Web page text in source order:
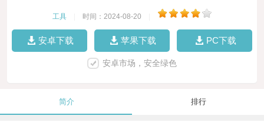
工具 时间：2024-08-20
安卓下载 苹果下载 PC下载
安卓市场，安全绿色
简介 排行